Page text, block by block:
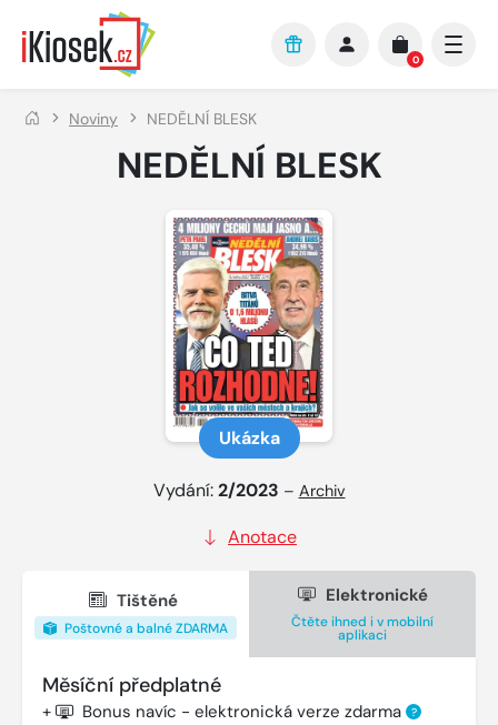
Přejít na hlavní obsah
0
Noviny NEDĚLNÍ BLESK
NEDĚLNÍ BLESK
Ukázka
Vydání:2/2023 – Archiv
Anotace
Tištěné
Poštovné a balné ZDARMA
Elektronické
Čtěte ihned i v mobilní
aplikaci
Měsíční předplatné
+ Bonus navíc - elektronická verze zdarma ?